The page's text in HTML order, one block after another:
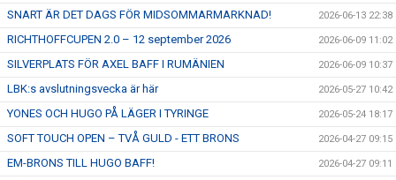
OM SKADAN ÄR FRAMME
SNART ÄR DET DAGS FÖR MIDSOMMARMARKNAD! 2026-06-13 22:38
RICHTHOFFCUPEN 2.0 – 12 september 2026 2026-06-09 11:02
SILVERPLATS FÖR AXEL BAFF I RUMÄNIEN 2026-06-09 10:37
LBK:s avslutningsvecka är här 2026-05-27 10:42
YONES OCH HUGO PÅ LÄGER I TYRINGE 2026-05-24 18:17
SOFT TOUCH OPEN – TVÅ GULD - ETT BRONS 2026-04-27 09:15
EM-BRONS TILL HUGO BAFF! 2026-04-27 09:11